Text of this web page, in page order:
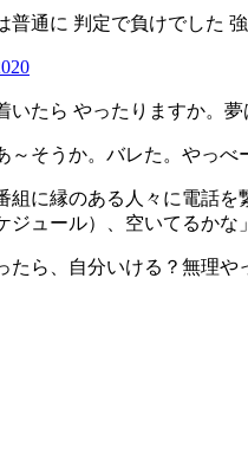
普通に 判定で負けでした
たら やったりますか。
そうか。バレた。やっ
組に縁のある人々に電話
ュール）、空いてるかな
ら、自分いける？無理